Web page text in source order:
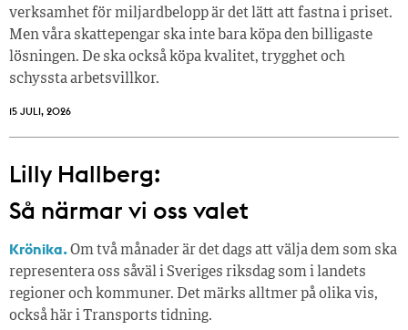
verksamhet för miljardbelopp är det lätt att fastna i priset.
Men våra skattepengar ska inte bara köpa den billigaste
lösningen. De ska också köpa kvalitet, trygghet och
schyssta arbetsvillkor.
15 JULI, 2026
Lilly Hallberg:
Så närmar vi oss valet
Krönika.Om två månader är det dags att välja dem som ska
representera oss såväl i Sveriges riksdag som i landets
regioner och kommuner. Det märks alltmer på olika vis,
också här i Transports tidning.